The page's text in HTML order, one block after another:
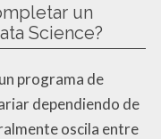
un
Science?
programa de
dependiendo de
oscila entre